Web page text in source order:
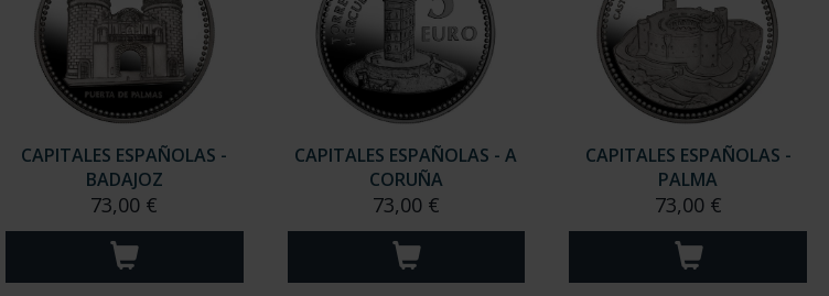
CAPITALES ESPAÑOLAS -
BADAJOZ
73,00 €
CAPITALES ESPAÑOLAS - A
CORUÑA
73,00 €
CAPITALES ESPAÑOLAS -
PALMA
73,00 €